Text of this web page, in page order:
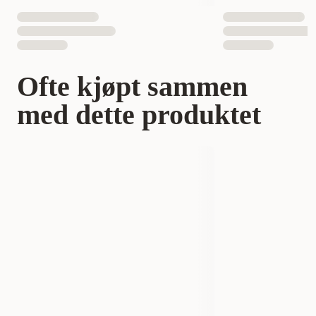
Ofte kjøpt sammen
med dette produktet